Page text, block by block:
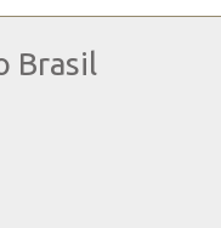
Brasil